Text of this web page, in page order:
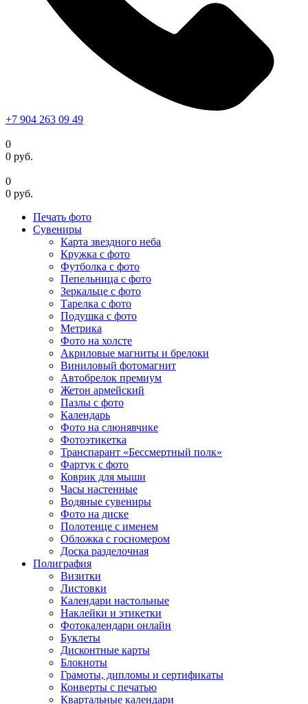
+7 904 263 09 49
0
0 руб.
0
0 руб.
Печать фото
Сувениры
Карта звездного неба
Кружка с фото
Футболка с фото
Пепельница с фото
Зеркальце с фото
Тарелка с фото
Подушка с фото
Метрика
Фото на холсте
Акриловые магниты и брелоки
Виниловый фотомагнит
Автобрелок премиум
Жетон армейский
Пазлы с фото
Календарь
Фото на слюнявчике
Фотоэтикетка
Транспарант «Бессмертный полк»
Фартук с фото
Коврик для мыши
Часы настенные
Водяные сувениры
Фото на диске
Полотенце с именем
Обложка с госномером
Доска разделочная
Полиграфия
Визитки
Листовки
Календари настольные
Наклейки и этикетки
Фотокалендари онлайн
Буклеты
Дисконтные карты
Блокноты
Грамоты, дипломы и сертификаты
Конверты с печатью
Квартальные календари